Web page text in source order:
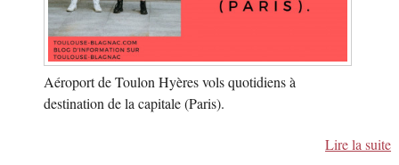
Aéroport de Toulon Hyères vols quotidiens à
destination de la capitale (Paris).
Lire la suite